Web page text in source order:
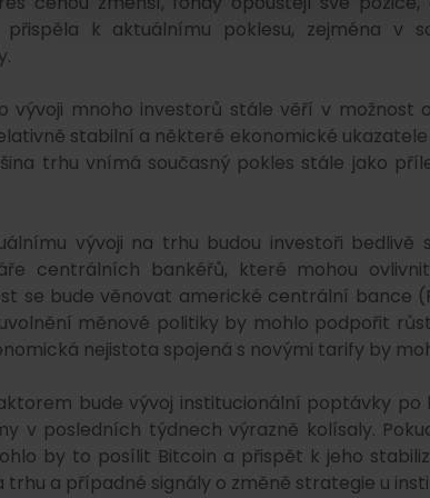
přispěla k aktuálnímu poklesu, zejména v
vývoji mnoho investorů stále věří v možnost
stabilní a některé ekonomické
trhu vnímá současný pokles stále jako
vývoji na trhu budou investoři bedlivě
centrálních bankéřů, které mohou
se bude věnovat americké centrální bance
měnové politiky by mohlo podpořit
nejistota spojená s novými tarify by
bude vývoj institucionální poptávky po
v posledních týdnech výrazně kolísaly.
by to posílit Bitcoin a přispět k jeho
trhu a případné signály o změně strategie u